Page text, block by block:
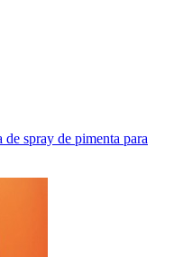
spray de pimenta para